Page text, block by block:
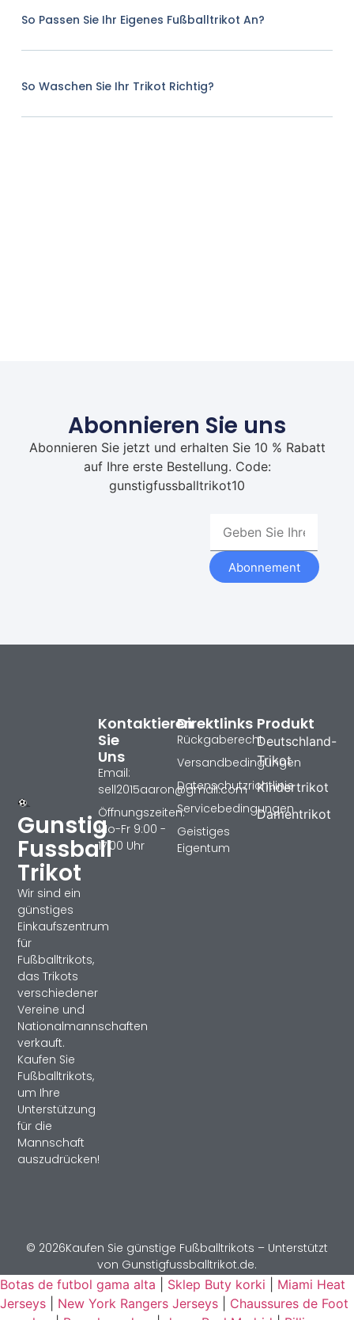
So Passen Sie Ihr Eigenes Fußballtrikot An?
So Waschen Sie Ihr Trikot Richtig?
Abonnieren Sie uns
Abonnieren Sie jetzt und erhalten Sie 10 % Rabatt
auf Ihre erste Bestellung. Code:
gunstigfussballtrikot10
Abonnement
Gunstig
Fussball
Trikot
Wir sind ein
günstiges
Einkaufszentrum
für
Fußballtrikots,
das Trikots
verschiedener
Vereine und
Nationalmannschaften
verkauft.
Kaufen Sie
Fußballtrikots,
um Ihre
Unterstützung
für die
Mannschaft
auszudrücken!
Produkt
Deutschland-
Trikot
Kindertrikot
Damentrikot
Direktlinks
Rückgaberecht
Versandbedingungen
Datenschutzrichtlinie
Servicebedingungen
Geistiges
Eigentum
Kontaktieren
Sie
Uns
Email:
sell2015aaron@gmail.com
Öffnungszeiten:
Mo-Fr 9:00 -
17:00 Uhr
© 2026Kaufen Sie günstige Fußballtrikots – Unterstützt
von Gunstigfussballtrikot.de.
Botas de futbol gama alta
Sklep Buty korki
Miami Heat
Jerseys
New York Rangers Jerseys
Chaussures de Foot